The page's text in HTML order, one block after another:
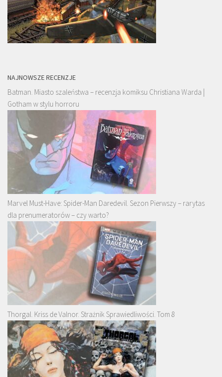
NAJNOWSZE RECENZJE
Batman. Miasto szaleństwa – recenzja komiksu Christiana Warda |
Gotham w stylu horroru
Marvel Must-Have: Spider-Man Daredevil. Sezon Pierwszy – rarytas
dla prenumeratorów – czy warto?
Thorgal. Kriss de Valnor. Strażnik Sprawiedliwości. Tom 8